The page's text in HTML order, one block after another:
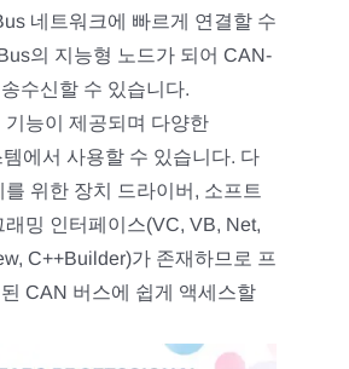
네트워크에 빠르게 연결할 수
의 지능형 노드가 되어 CAN-
수신할 수 있습니다.
기능이 제공되며 다양한
에서 사용할 수 있습니다. 다
위한 장치 드라이버, 소프트
밍 인터페이스(VC, VB, Net,
C++Builder)가 존재하므로 프
CAN 버스에 쉽게 액세스할